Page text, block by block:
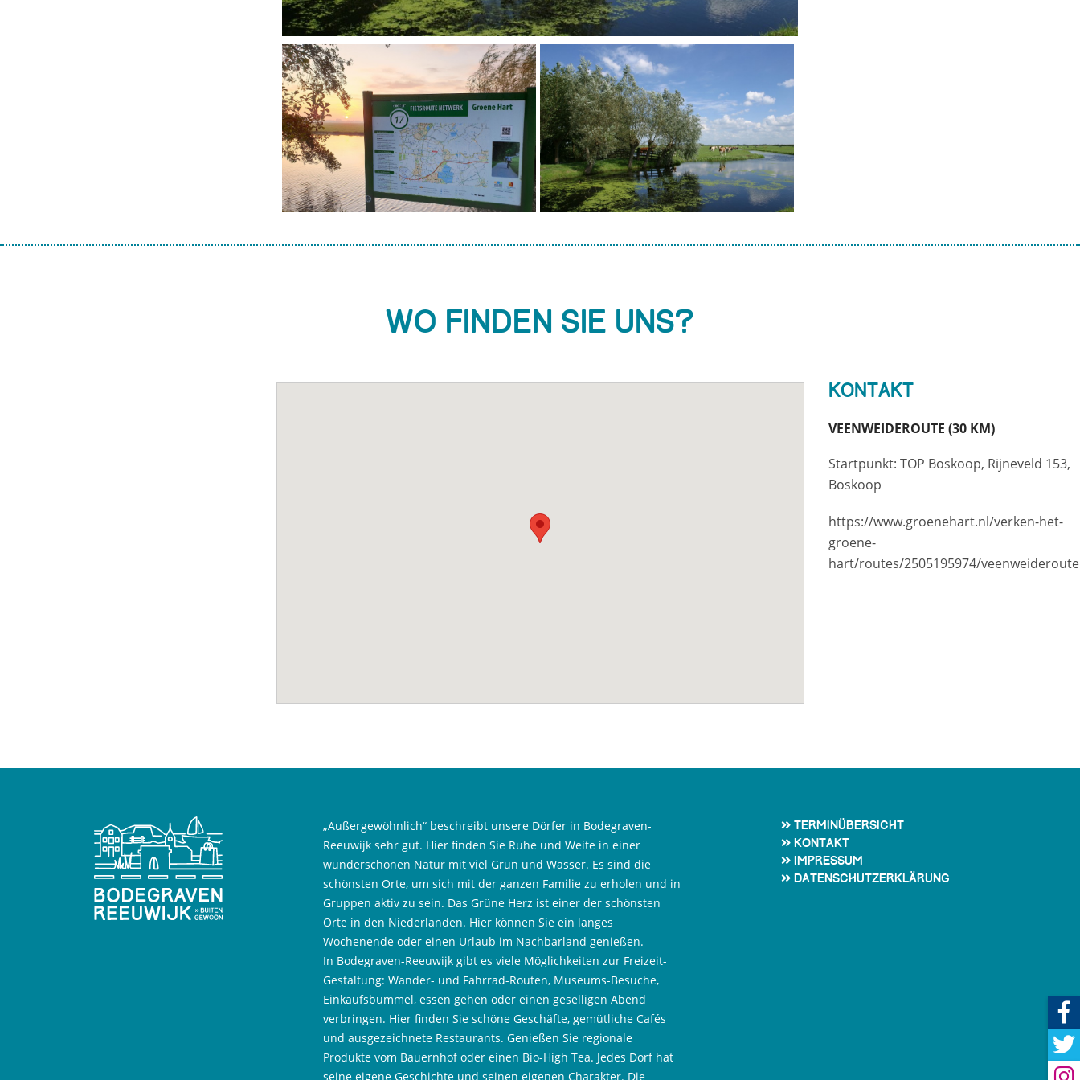
Wo finden Sie uns?
Kontakt
VEENWEIDEROUTE (30 KM)
Startpunkt: TOP Boskoop, Rijneveld 153,
Boskoop
https://www.groenehart.nl/verken-het-
groene-
hart/routes/2505195974/veenweideroute
„Außergewöhnlich“ beschreibt unsere Dörfer in Bodegraven-
Reeuwijk sehr gut. Hier finden Sie Ruhe und Weite in einer
wunderschönen Natur mit viel Grün und Wasser. Es sind die
schönsten Orte, um sich mit der ganzen Familie zu erholen und in
Gruppen aktiv zu sein. Das Grüne Herz ist einer der schönsten
Orte in den Niederlanden. Hier können Sie ein langes
Wochenende oder einen Urlaub im Nachbarland genießen.
In Bodegraven-Reeuwijk gibt es viele Möglichkeiten zur Freizeit-
Gestaltung: Wander- und Fahrrad-Routen, Museums-Besuche,
Einkaufsbummel, essen gehen oder einen geselligen Abend
verbringen. Hier finden Sie schöne Geschäfte, gemütliche Cafés
und ausgezeichnete Restaurants. Genießen Sie regionale
Produkte vom Bauernhof oder einen Bio-High Tea. Jedes Dorf hat
seine eigene Geschichte und seinen eigenen Charakter. Die
Terminübersicht
Kontakt
Impressum
Datenschutzerklärung